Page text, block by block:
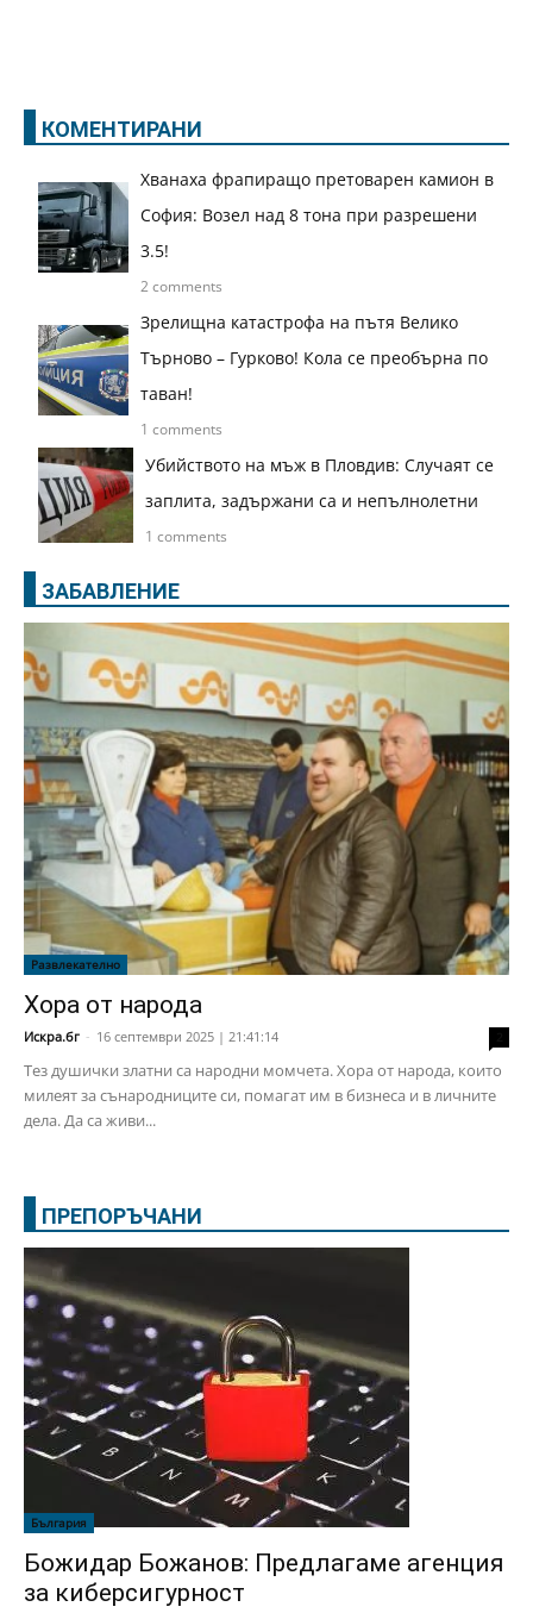
КОМЕНТИРАНИ
Хванаха фрапиращо претоварен камион в
София: Возел над 8 тона при разрешени
3.5!
2 comments
Зрелищна катастрофа на пътя Велико
Търново – Гурково! Кола се преобърна по
таван!
1 comments
Убийството на мъж в Пловдив: Случаят се
заплита, задържани са и непълнолетни
1 comments
ЗАБАВЛЕНИЕ
Развлекателно
Хора от народа
Искра.бг - 16 септември 2025 | 21:41:14
Тез душички златни са народни момчета. Хора от народа, които
милеят за сънародниците си, помагат им в бизнеса и в личните
дела. Да са живи...
ПРЕПОРЪЧАНИ
България
Божидар Божанов: Предлагаме агенция
за киберсигурност